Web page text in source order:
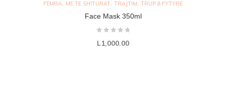
FEMRA, ME TE SHITURAT, TRAJTIM, TRUP & FYTYRE
Face Mask 350ml
L1,000.00